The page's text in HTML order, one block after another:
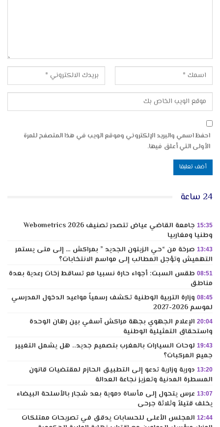
احفظ اسمي والبريد الإلكتروني وموقع الويب في هذا المتصفح للمرة
الأولى التي أعلق فيها.
24 ساعة
15:35
جامعة القاضي عياض تتصدر تصنيف Webometrics 2026
وطنيا ومغاربيا
13:43 صرخة من “حي الزيتون الجديد ” بمراكش … إلى متى يستمر
التهميش وتؤجل المطالب إلى مواسم الانتخابات؟
08:51 طقس السبت: أجواء حارة نسبيا مع تساقط زخات رعدية بعدة
مناطق
08:45 وزارة التربية الوطنية تكشف رسمياً مواعيد الدخول المدرسي
لموسم 2026-2027
20:04 الإعلام الجهوي بجهة مراكش آسفي بين رهان الوحدة
واستحقاق التمثيلية الوطنية
19:43 لوحات السيارات بالمغرب بتصميم جديد.. هل يشمل التغيير
جميع المركبات؟
13:20 دورية وزارية تدعو إلى التطبيق الحازم لمقتضيات قانون
المسطرة المدنية وتعزيز نجاعة العدالة
13:07 عرس يتحول إلى مأساة دموية بعد شجار بالأسلحة البيضاء
يخلف قتيلاً وثلاثة جرحى
12:44 المجلس الأعلى للحسابات يدقق في تصريحات ممتلكات